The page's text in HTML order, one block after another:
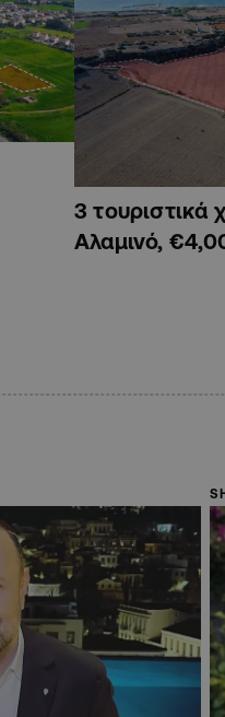
3 τουριστικά
Αλαμινό,